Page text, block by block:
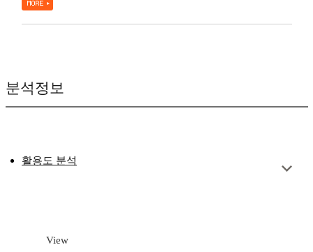
분석정보
활용도 분석
View